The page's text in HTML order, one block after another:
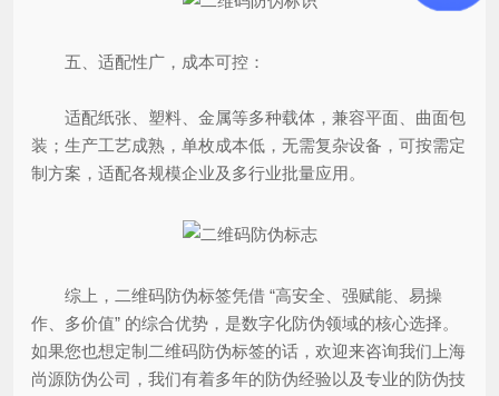
五、适配性广，成本可控：
适配纸张、塑料、金属等多种载体，兼容平面、曲面包
装；生产工艺成熟，单枚成本低，无需复杂设备，可按需定
制方案，适配各规模企业及多行业批量应用。
综上，二维码防伪标签凭借 “高安全、强赋能、易操
作、多价值” 的综合优势，是数字化防伪领域的核心选择。
如果您也想定制二维码防伪标签的话，欢迎来咨询我们上海
尚源防伪公司，我们有着多年的防伪经验以及专业的防伪技